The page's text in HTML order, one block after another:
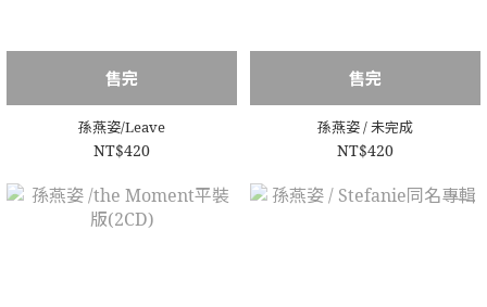
售完
孫燕姿/Leave
NT$420
售完
孫燕姿 / 未完成
NT$420